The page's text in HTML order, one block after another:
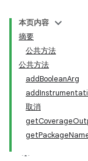
本页内容
摘要
公共方法
公共方法
addBooleanArg
取消